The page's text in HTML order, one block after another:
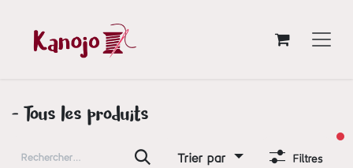
- Tous les produits
Trier par Filtres